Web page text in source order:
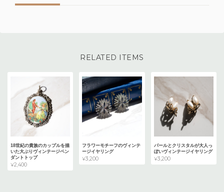
RELATED ITEMS
18世紀の貴族のカップルを描
いた大ぶりヴィンテージペン
ダントトップ
¥2,400
フラワーモチーフのヴィンテ
ージイヤリング
¥3,200
パールとクリスタルが大人っ
ぽいヴィンテージイヤリング
¥3,200